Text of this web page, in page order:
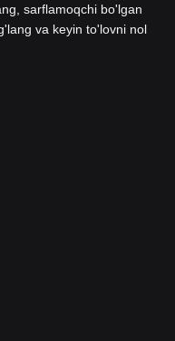
sarflamoqchi bo'lgan
va keyin to'lovni nol